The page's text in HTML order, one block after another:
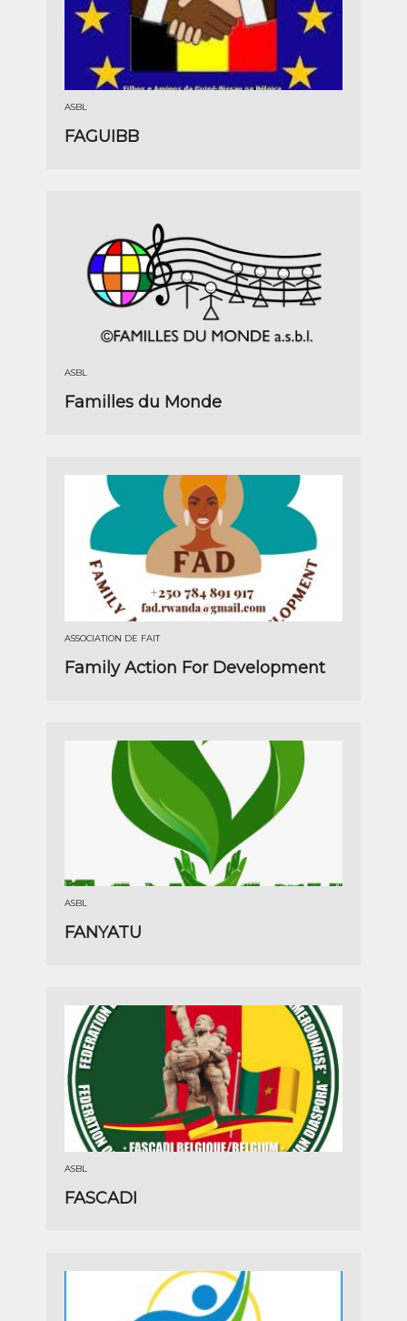
ASBL
FAGUIBB
ASBL
Familles du Monde
ASSOCIATION DE FAIT
Family Action For Development
ASBL
FANYATU
ASBL
FASCADI